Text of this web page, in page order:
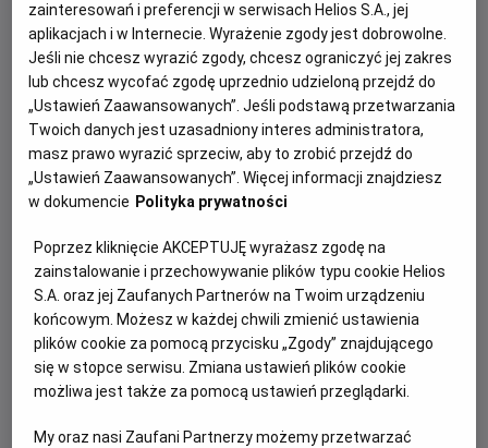
teatralnych - a to wszystko na wielkim, kinowym
ekranie!
W projekcie pojawiać się będą opery, teatry, balety
oraz filmy dokumentalne o malarzach, muzykach. To
propozycje dla najstarszych klas szkół podstawowych
oraz ponadpodstawowych jak i szkół muzycznych oraz
plastycznych.
Vermeer – Blisko mistrza
Goya – Śladami mistrza
zainteresowań i preferencji w serwisach Helios S.A., jej
aplikacjach i w Internecie. Wyrażenie zgody jest dobrowolne.
Jeśli nie chcesz wyrazić zgody, chcesz ograniczyć jej zakres
lub chcesz wycofać zgodę uprzednio udzieloną przejdź do
„Ustawień Zaawansowanych”. Jeśli podstawą przetwarzania
Twoich danych jest uzasadniony interes administratora,
masz prawo wyrazić sprzeciw, aby to zrobić przejdź do
„Ustawień Zaawansowanych”. Więcej informacji znajdziesz
w dokumencie Polityka prywatności
Poprzez kliknięcie AKCEPTUJĘ wyrażasz zgodę na
zainstalowanie i przechowywanie plików typu cookie Helios
S.A. oraz jej Zaufanych Partnerów na Twoim urządzeniu
końcowym. Możesz w każdej chwili zmienić ustawienia
plików cookie za pomocą przycisku „Zgody” znajdującego
się w stopce serwisu. Zmiana ustawień plików cookie
możliwa jest także za pomocą ustawień przeglądarki.
My oraz nasi Zaufani Partnerzy możemy przetwarzać